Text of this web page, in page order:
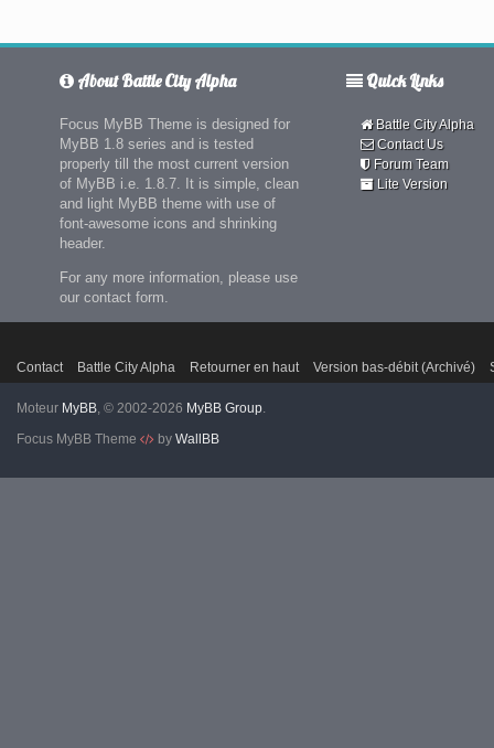
About Battle City Alpha
Focus MyBB Theme is designed for
MyBB 1.8 series and is tested
properly till the most current version
of MyBB i.e. 1.8.7. It is simple, clean
and light MyBB theme with use of
font-awesome icons and shrinking
header.
For any more information, please use
our contact form.
Quick Links
Battle City Alpha
Contact Us
Forum Team
Lite Version
Contact Battle City Alpha Retourner en haut Version bas-débit (Archivé)
Moteur MyBB, © 2002-2026 MyBB Group.
Focus MyBB Theme
by WallBB